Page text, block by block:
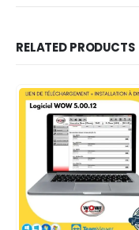
RELATED PRODUCTS